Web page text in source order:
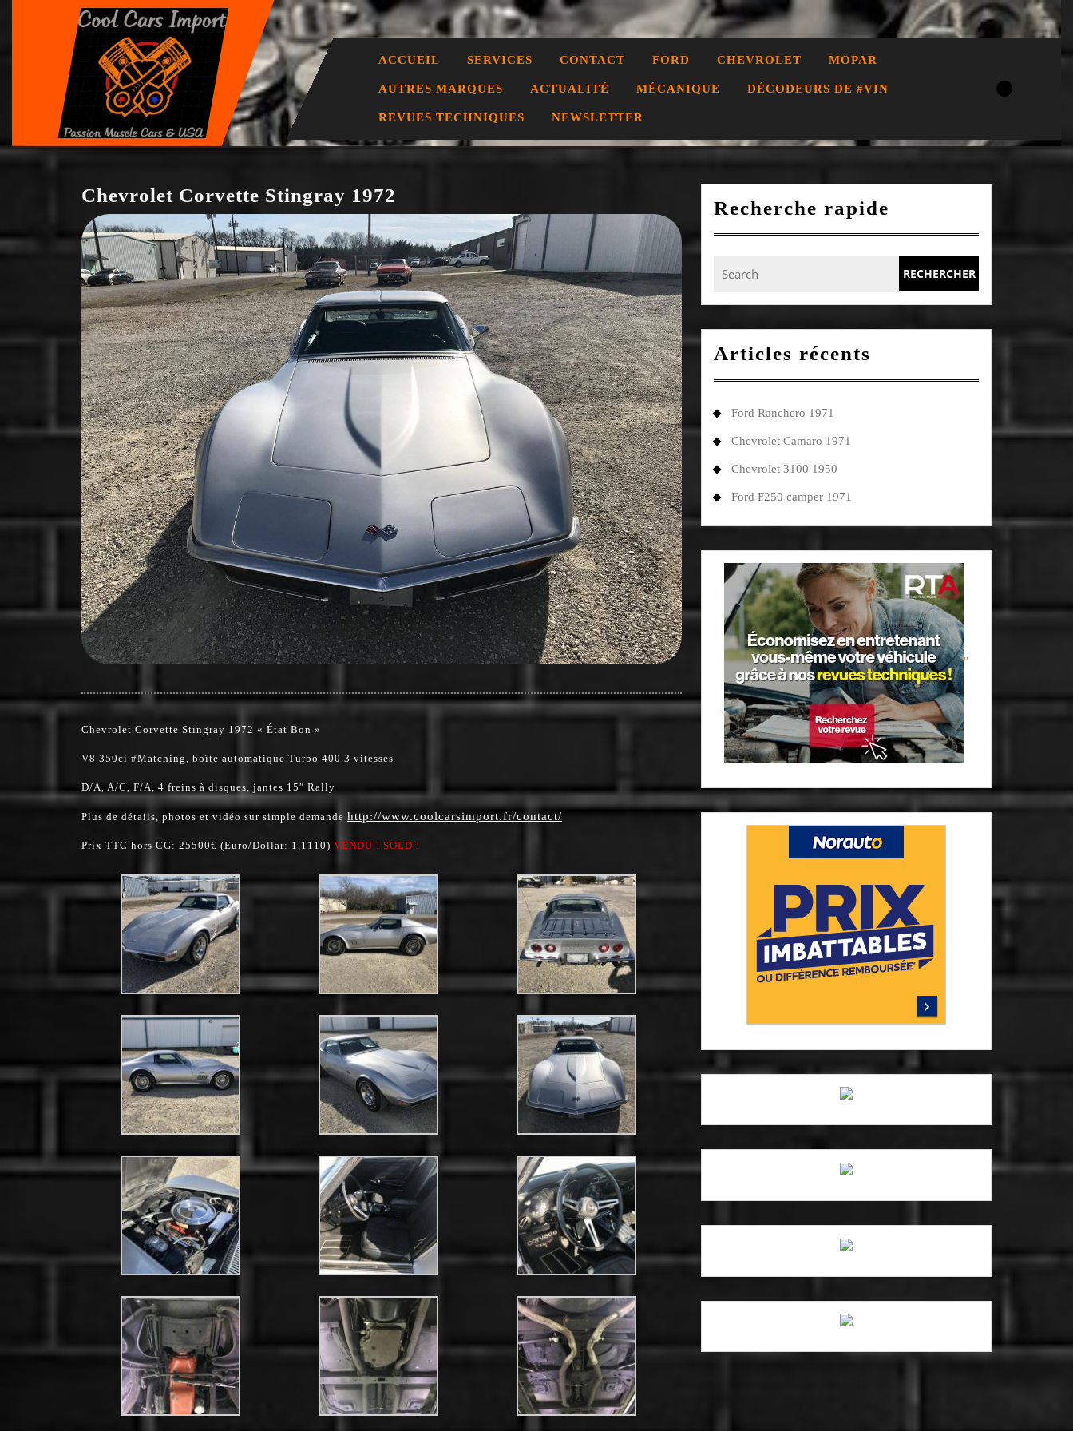
ACCUEIL
SERVICES CONTACT FORD CHEVROLET MOPAR
AUTRES MARQUES ACTUALITÉ MÉCANIQUE DÉCODEURS DE #VIN
REVUES TECHNIQUES NEWSLETTER
Chevrolet Corvette Stingray 1972
Chevrolet Corvette Stingray 1972 « État Bon »
V8 350ci #Matching, boîte automatique Turbo 400 3 vitesses
D/A, A/C, F/A, 4 freins à disques, jantes 15″ Rally
Plus de détails, photos et vidéo sur simple demande http://www.coolcarsimport.fr/contact/
Prix TTC hors CG: 25500€ (Euro/Dollar: 1,1110) VENDU ! SOLD !
Recherche rapide
for:
Articles récents
Ford Ranchero 1971
Chevrolet Camaro 1971
Chevrolet 3100 1950
Ford F250 camper 1971
"